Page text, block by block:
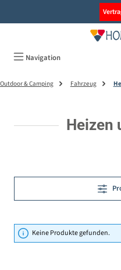
Navigation
Outdoor & Camping Fahrzeug
Heizen
Keine Produkte gefunden.